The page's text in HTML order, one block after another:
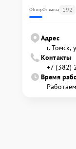
ОбзорОтзывы 192
Адрес
г. Томск,
Контакты
+7 (382)
Время